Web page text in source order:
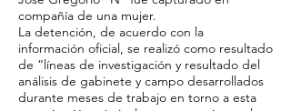
compañía de una mujer.
La detención, de acuerdo con la
información oficial, se realizó como resultado
de “líneas de investigación y resultado del
análisis de gabinete y campo desarrollados
durante meses de trabajo en torno a esta